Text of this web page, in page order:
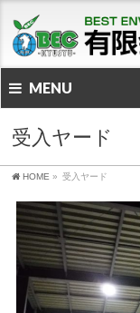
MENU
受入ヤード
HOME » 受入ヤード